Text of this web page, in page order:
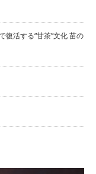
復活する“甘茶”文化 苗の